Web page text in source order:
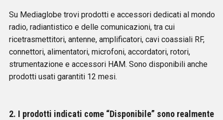
Su Mediaglobe trovi prodotti e accessori dedicati al mondo
radio, radiantistico e delle comunicazioni, tra cui
ricetrasmettitori, antenne, amplificatori, cavi coassiali RF,
connettori, alimentatori, microfoni, accordatori, rotori,
strumentazione e accessori HAM. Sono disponibili anche
prodotti usati garantiti 12 mesi.
2. I prodotti indicati come “Disponibile” sono realmente